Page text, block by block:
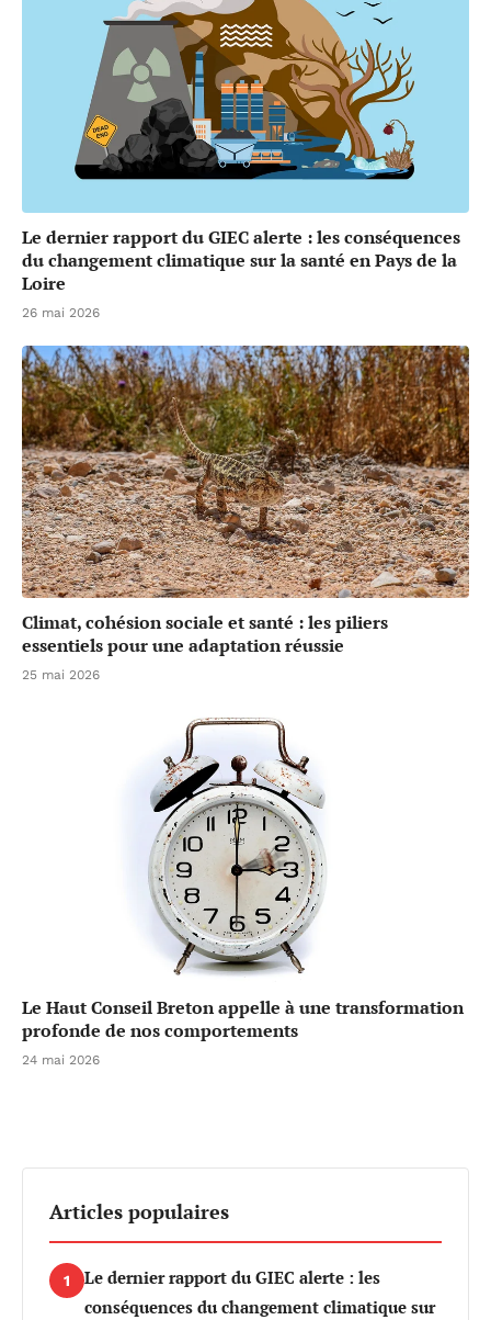
Le dernier rapport du GIEC alerte : les conséquences
du changement climatique sur la santé en Pays de la
Loire
26 mai 2026
Climat, cohésion sociale et santé : les piliers
essentiels pour une adaptation réussie
25 mai 2026
Le Haut Conseil Breton appelle à une transformation
profonde de nos comportements
24 mai 2026
Articles populaires
1
Le dernier rapport du GIEC alerte : les
conséquences du changement climatique sur